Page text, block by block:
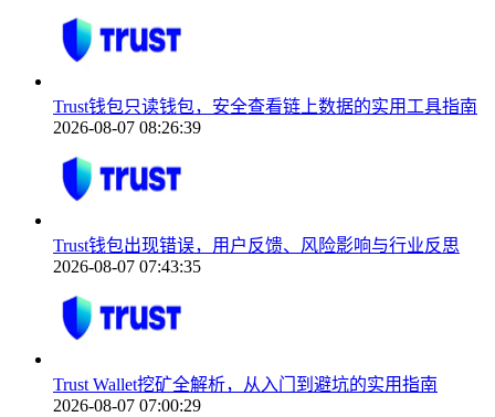
Trust钱包只读钱包，安全查看链上数据的实用工具指南
2026-08-07 08:26:39
Trust钱包出现错误，用户反馈、风险影响与行业反思
2026-08-07 07:43:35
Trust Wallet挖矿全解析，从入门到避坑的实用指南
2026-08-07 07:00:29